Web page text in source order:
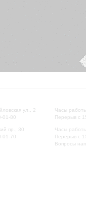
ул., 2
01-80
пр., 30
01-70
Часы
Перерыв с
Часы
Перерыв с
Вопросы